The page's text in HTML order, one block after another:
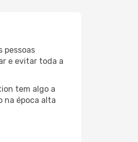
pessoas
e evitar toda a
tem algo a
na época alta